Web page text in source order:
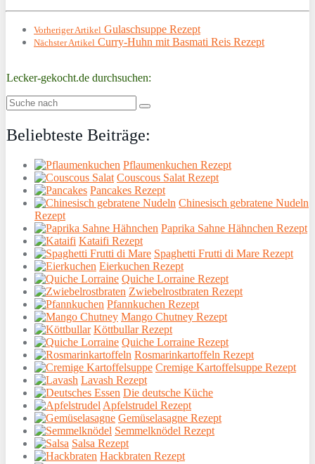
Vorheriger Artikel Gulaschsuppe Rezept
Nächster Artikel Curry-Huhn mit Basmati Reis Rezept
Lecker-gekocht.de durchsuchen:
Beliebteste Beiträge:
Pflaumenkuchen Rezept
Couscous Salat Rezept
Pancakes Rezept
Chinesisch gebratene Nudeln
Rezept
Paprika Sahne Hähnchen Rezept
Kataifi Rezept
Spaghetti Frutti di Mare Rezept
Eierkuchen Rezept
Quiche Lorraine Rezept
Zwiebelrostbraten Rezept
Pfannkuchen Rezept
Mango Chutney Rezept
Köttbullar Rezept
Quiche Lorraine Rezept
Rosmarinkartoffeln Rezept
Cremige Kartoffelsuppe Rezept
Lavash Rezept
Die deutsche Küche
Apfelstrudel Rezept
Gemüselasagne Rezept
Semmelknödel Rezept
Salsa Rezept
Hackbraten Rezept